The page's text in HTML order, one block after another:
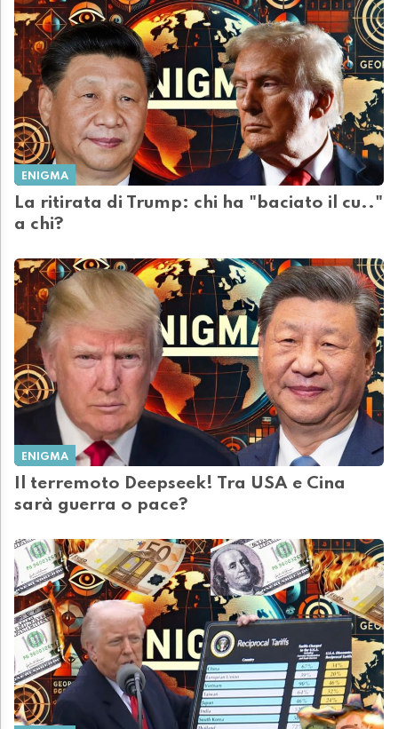
ENIGMA
La ritirata di Trump: chi ha "baciato il cu.."
a chi?
ENIGMA
Il terremoto Deepseek! Tra USA e Cina
sarà guerra o pace?